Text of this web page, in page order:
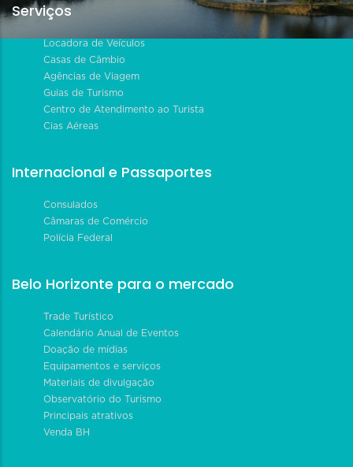
Serviços
Locadora de Veículos
Casas de Câmbio
Agências de Viagem
Guias de Turismo
Centro de Atendimento ao Turista
Cias Aéreas
Internacional e Passaportes
Consulados
Câmaras de Comércio
Polícia Federal
Belo Horizonte para o mercado
Trade Turístico
Calendário Anual de Eventos
Doação de mídias
Equipamentos e serviços
Materiais de divulgação
Observatório do Turismo
Principais atrativos
Venda BH